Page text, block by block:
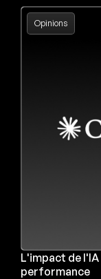
Opinions
L'impact de
performance